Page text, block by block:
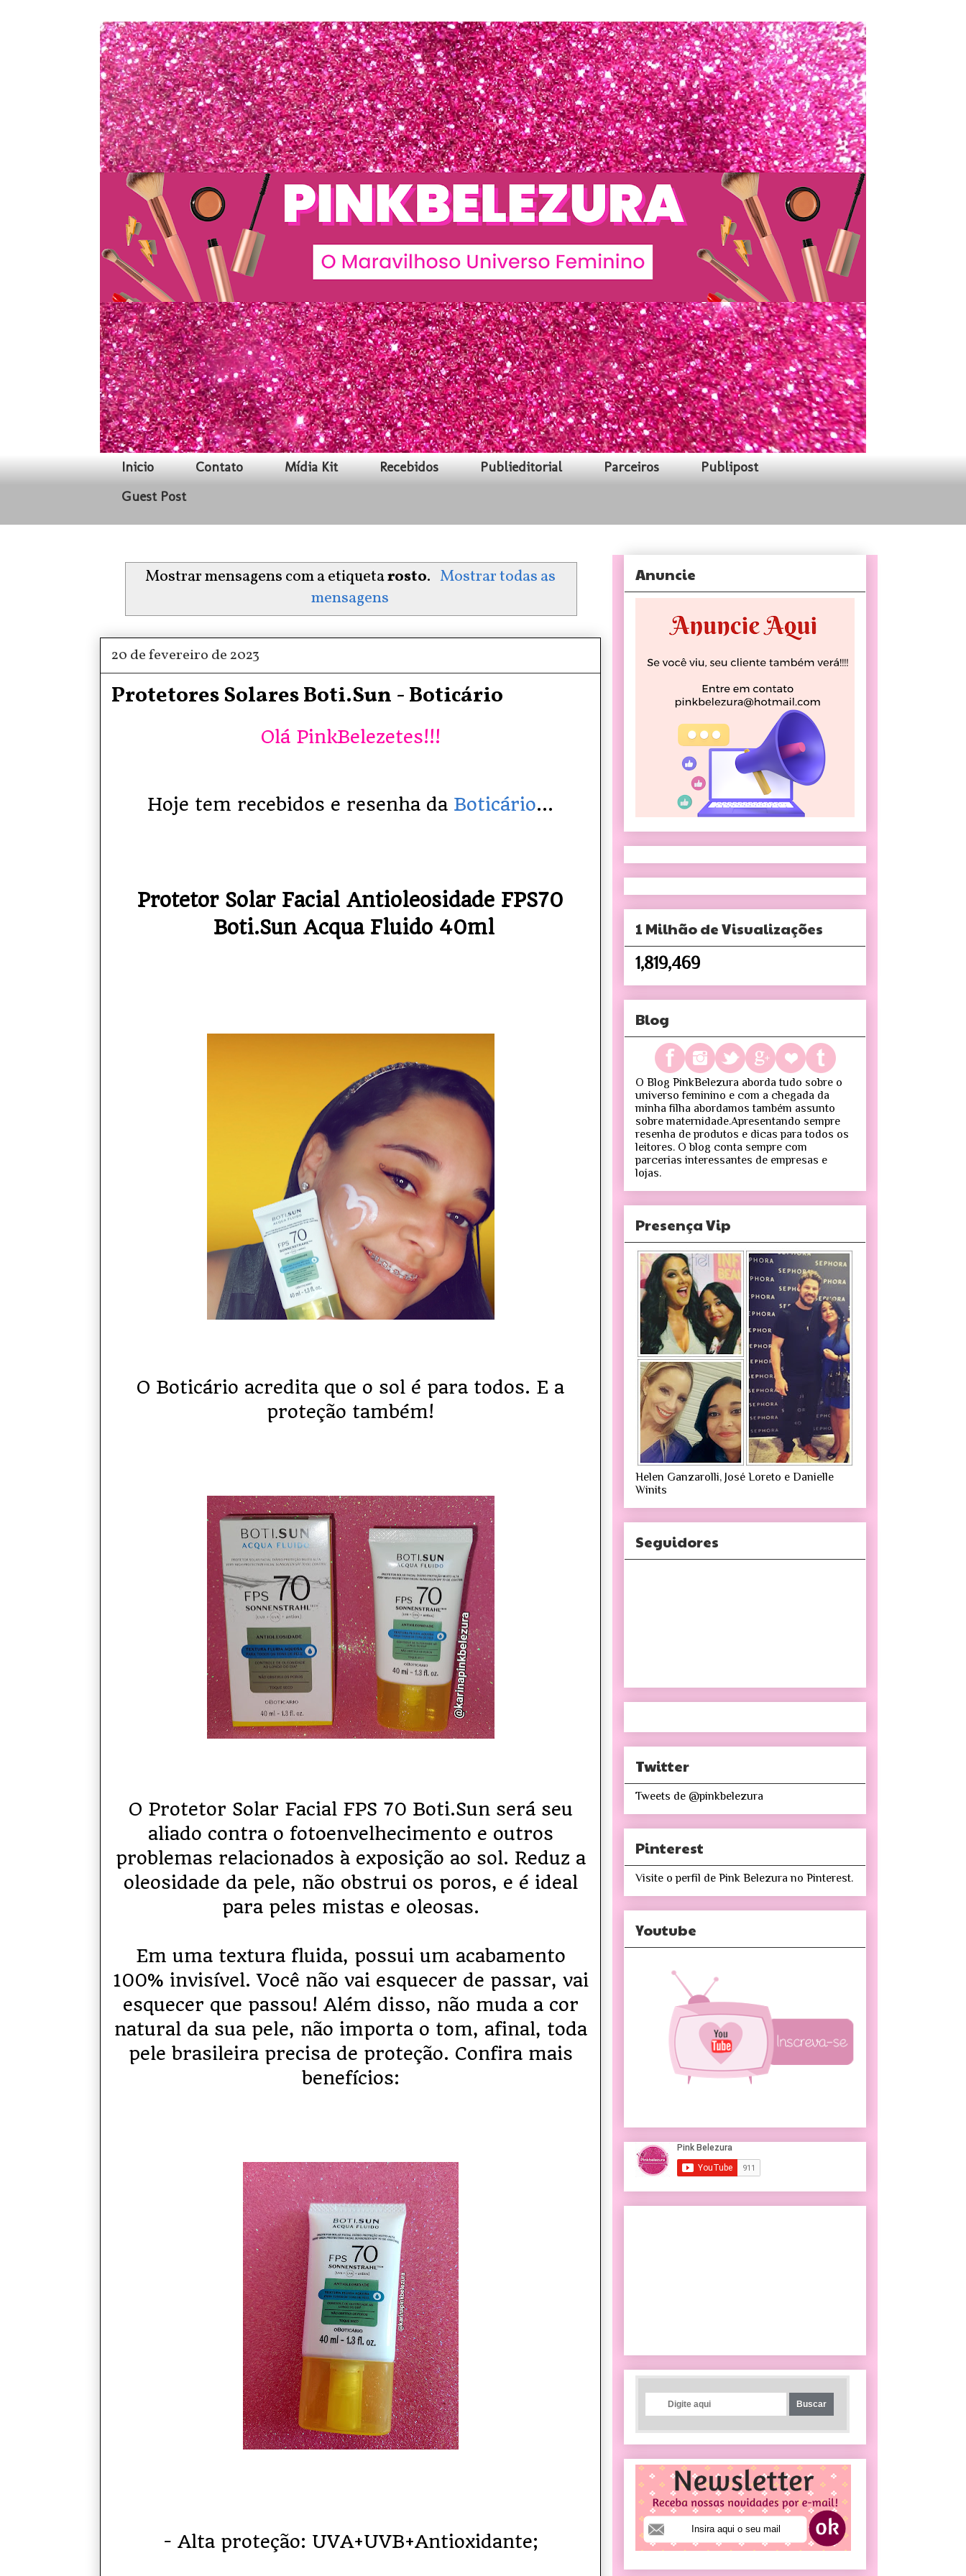
Inicio Contato Mídia Kit Recebidos Publieditorial Parceiros
Publipost
Guest Post
Mostrar mensagens com a etiquetarosto. Mostrar todas as
mensagens
20 de fevereiro de 2023
Protetores Solares Boti.Sun - Boticário
Olá PinkBelezetes!!!
Hoje tem recebidos e resenha da Boticário...
Protetor Solar Facial Antioleosidade FPS70
Boti.Sun Acqua Fluido 40ml
O Boticário acredita que o sol é para todos. E a
proteção também!
O Protetor Solar Facial FPS 70 Boti.Sun será seu
aliado contra o fotoenvelhecimento e outros
problemas relacionados à exposição ao sol. Reduz a
oleosidade da pele, não obstrui os poros, e é ideal
para peles mistas e oleosas.
Em uma textura fluida, possui um acabamento
100% invisível. Você não vai esquecer de passar, vai
esquecer que passou! Além disso, não muda a cor
natural da sua pele, não importa o tom, afinal, toda
pele brasileira precisa de proteção. Confira mais
benefícios:
- Alta proteção: UVA+UVB+Antioxidante;
Anuncie
1 Milhão de Visualizações
1,819,469
Blog
O Blog PinkBelezura aborda tudo sobre o
universo feminino e com a chegada da
minha filha abordamos também assunto
sobre maternidade.Apresentando sempre
resenha de produtos e dicas para todos os
leitores. O blog conta sempre com
parcerias interessantes de empresas e
lojas.
Presença Vip
Helen Ganzarolli, José Loreto e Danielle
Winits
Seguidores
Twitter
Tweets de @pinkbelezura
Pinterest
Visite o perfil de Pink Belezura no Pinterest.
Youtube